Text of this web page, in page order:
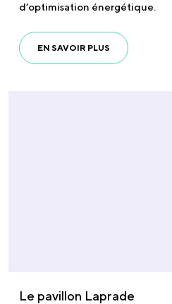
d’optimisation énergétique.
EN SAVOIR PLUS
Le pavillon Laprade